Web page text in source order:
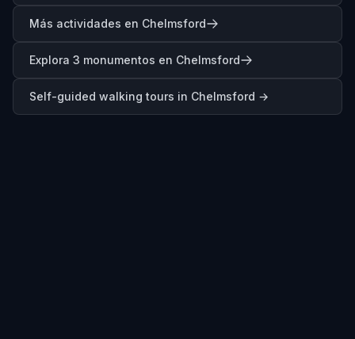
Más actividades en Chelmsford
Explora 3 monumentos en Chelmsford
Self-guided walking tours in Chelmsford →